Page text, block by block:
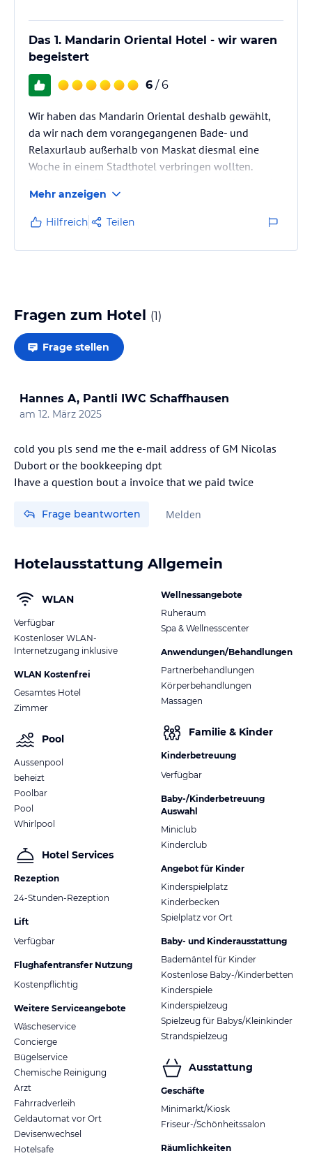
Das 1. Mandarin Oriental Hotel - wir waren
begeistert
6 / 6
Wir haben das Mandarin Oriental deshalb gewählt,
da wir nach dem vorangegangenen Bade- und
Relaxurlaub außerhalb von Maskat diesmal eine
Woche in einem Stadthotel verbringen wollten.
erkundigt, ob ein Check in schon um 01.00 Uhr
möglich sei. Da dies bejaht wurde, reisten wir um ca.
12.30 Uhr an und wurden sofort vom freundlichen
Personal begrüßt und an die Rezeption verwiesen.
Mehr anzeigen
Hilfreich Teilen
Fragen zum Hotel (1)
Frage stellen
Hannes A, Pantli IWC Schaffhausen
am 12. März 2025
cold you pls send me the e-mail address of GM Nicolas
Dubort or the bookkeeping dpt
Ihave a question bout a invoice that we paid twice
Frage beantworten Melden
Hotelausstattung Allgemein
WLAN
Verfügbar
Kostenloser WLAN-
Internetzugang inklusive
WLAN Kostenfrei
Gesamtes Hotel
Zimmer
Pool
Aussenpool
beheizt
Poolbar
Pool
Whirlpool
Hotel Services
Rezeption
24-Stunden-Rezeption
Lift
Verfügbar
Flughafentransfer Nutzung
Kostenpflichtig
Weitere Serviceangebote
Wäscheservice
Concierge
Bügelservice
Chemische Reinigung
Arzt
Fahrradverleih
Geldautomat vor Ort
Devisenwechsel
Hotelsafe
Wellnessangebote
Ruheraum
Spa & Wellnesscenter
Anwendungen/Behandlungen
Partnerbehandlungen
Körperbehandlungen
Massagen
Familie & Kinder
Kinderbetreuung
Verfügbar
Baby-/Kinderbetreuung
Auswahl
Miniclub
Kinderclub
Angebot für Kinder
Kinderspielplatz
Kinderbecken
Spielplatz vor Ort
Baby- und Kinderausstattung
Bademäntel für Kinder
Kostenlose Baby-/Kinderbetten
Kinderspiele
Kinderspielzeug
Spielzeug für Babys/Kleinkinder
Strandspielzeug
Ausstattung
Geschäfte
Minimarkt/Kiosk
Friseur-/Schönheitssalon
Räumlichkeiten